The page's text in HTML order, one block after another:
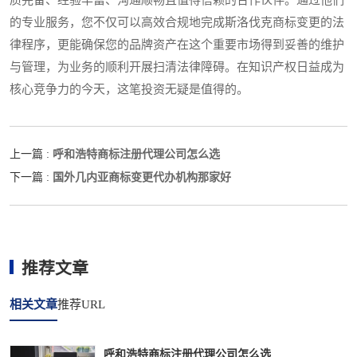
的专业服务，您不仅可以高效合规地完成斯洛伐克商标变更的法
律程序，更能确保您的品牌资产在这个重要市场得到妥善的维护
与管理，为业务的顺利开展扫清法律障碍。在知识产权日益成为
核心竞争力的今天，这笔投资无疑是值得的。
上一篇 : 呼和浩特商标注册代理公司怎么选
下一篇 : 国外几内亚商标变更代办机构那家好
推荐文章
相关文章推荐URL
呼和浩特商标注册代理公司怎么选